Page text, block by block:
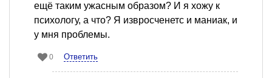
ещё таким ужасным образом? И я хожу к
психологу, а что? Я извросченетс и маниак, и
у мня проблемы.
0 Ответить